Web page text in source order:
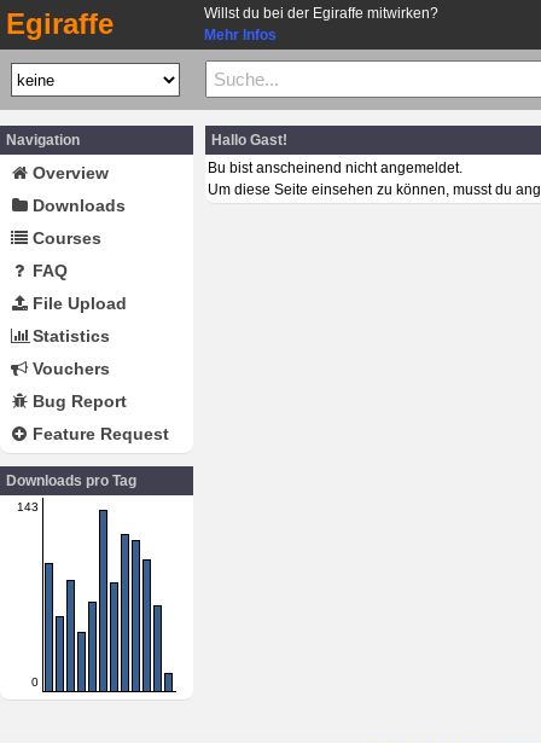
Egiraffe
Willst du bei der Egiraffe mitwirken?
Mehr Infos
Navigation
Overview
Downloads
Courses
FAQ
File Upload
Statistics
Vouchers
Bug Report
Feature Request
Downloads pro Tag
143
0
Hallo Gast!
Bu bist anscheinend nicht angemeldet.
Um diese Seite einsehen zu können, musst du